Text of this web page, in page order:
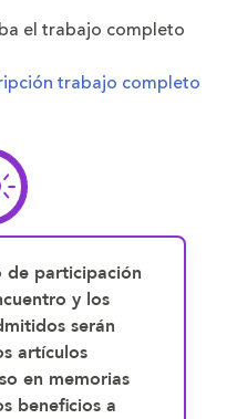
el trabajo completo
trabajo completo
de participación
y los
serán
artículos
en memorias
beneficios a